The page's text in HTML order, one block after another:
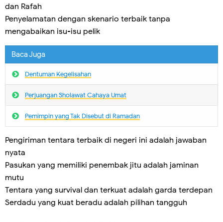
dan Rafah
Penyelamatan dengan skenario terbaik tanpa
mengabaikan isu-isu pelik
Baca Juga
Dentuman Kegelisahan
Perjuangan Sholawat Cahaya Umat
Pemimpin yang Tak Disebut di Ramadan
Pengiriman tentara terbaik di negeri ini adalah jawaban
nyata
Pasukan yang memiliki penembak jitu adalah jaminan
mutu
Tentara yang survival dan terkuat adalah garda terdepan
Serdadu yang kuat beradu adalah pilihan tangguh